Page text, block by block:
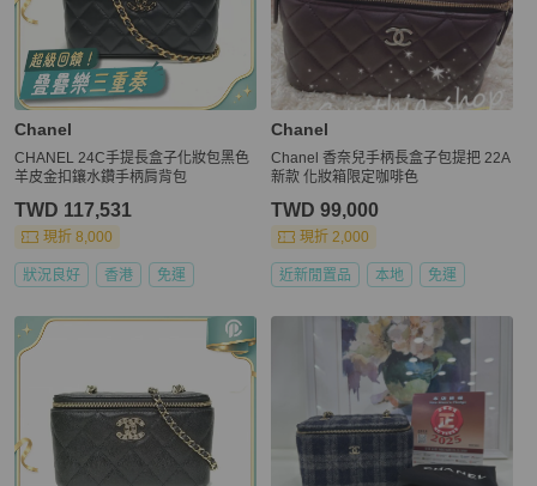
Chanel
CHANEL 24C手提長盒子化妝包黑色
羊皮金扣鑲水鑽手柄肩背包
TWD 117,531
現折 8,000
狀況良好 香港 免運
Chanel
Chanel 香奈兒手柄長盒子包提把 22A
新款 化妝箱限定咖啡色
TWD 99,000
現折 2,000
近新閒置品 本地 免運